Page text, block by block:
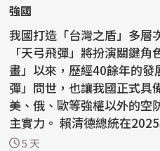
強國
我國打造「台灣之盾」多層
「天弓飛彈」將扮演關鍵
畫」以來，歷經40餘年的
彈」問世，也讓我國正式具
美、俄、歐等強權以外的空
主實力。 賴清德總統在2025年宣誓要打造「台灣之
盾」，將以...
5 天